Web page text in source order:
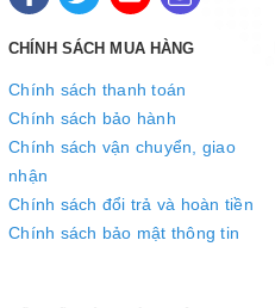
CHÍNH SÁCH MUA HÀNG
Chính sách thanh toán
Chính sách bảo hành
Chính sách vận chuyển, giao
nhận
Chính sách đổi trả và hoàn tiền
Chính sách bảo mật thông tin